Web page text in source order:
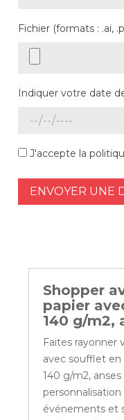
Fichier (formats : .ai,
Indiquer votre date
J'accepte la
ENVOYER UNE
Shopper
papier
140 g/m2,
Faites rayonner
avec soufflet en
140 g/m2,
événements et